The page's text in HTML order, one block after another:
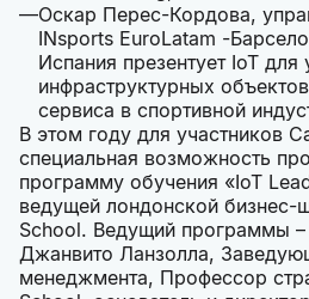
Оскар Перес-Кордова,
INsports EuroLatam -
Испания презентует IoT для
инфраструктурных
сервиса в спортивной
В этом году для участников
специальная возможность
программу обучения «IoT
ведущей лондонской бизнес-
School. Ведущий программы
Джанвито Ланзолла,
менеджмента, Профессор